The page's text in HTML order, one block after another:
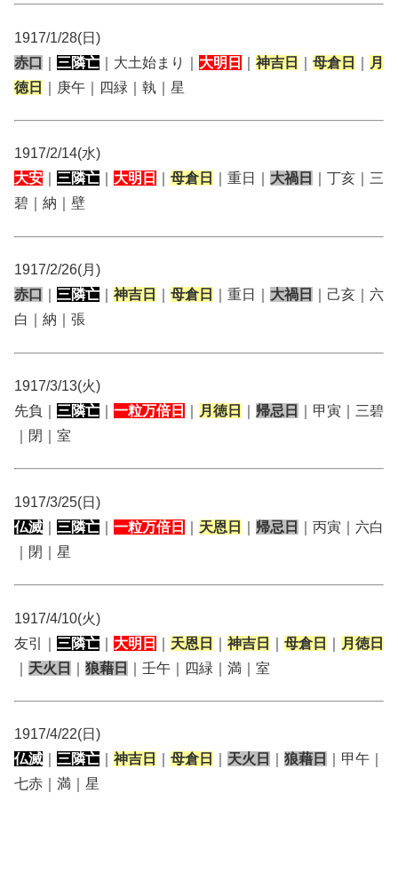
1917/1/28(日)
赤口
三隣亡 ｜大土始まり｜ 大明日 神吉日 母倉日
月
徳日
｜庚午｜四緑｜執｜星
1917/2/14(水)
大安
三隣亡 大明日 母倉日 ｜重日｜ 大禍日
｜丁亥｜三
碧｜納｜壁
1917/2/26(月)
赤口
三隣亡 神吉日 母倉日 ｜重日｜ 大禍日
｜己亥｜六
白｜納｜張
1917/3/13(火)
先負｜ 三隣亡 一粒万倍日 月徳日 帰忌日
｜甲寅｜三碧
｜閉｜室
1917/3/25(日)
仏滅
三隣亡 一粒万倍日 天恩日 帰忌日
｜丙寅｜六白
｜閉｜星
1917/4/10(火)
友引｜ 三隣亡 大明日 天恩日 神吉日 母倉日
月徳日
天火日 狼藉日 ｜壬午｜四緑｜満｜室
1917/4/22(日)
仏滅
三隣亡 神吉日 母倉日 天火日 狼藉日
｜甲午｜
七赤｜満｜星